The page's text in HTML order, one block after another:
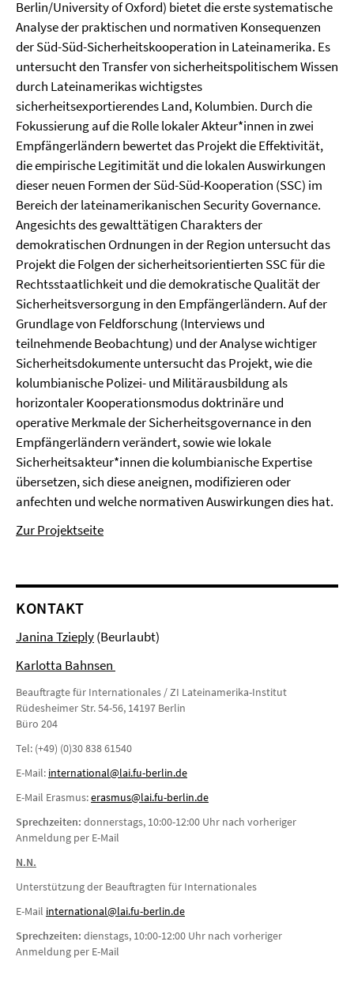
Berlin/University of Oxford) bietet die erste systematische
Analyse der praktischen und normativen Konsequenzen
der Süd-Süd-Sicherheitskooperation in Lateinamerika. Es
untersucht den Transfer von sicherheitspolitischem Wissen
durch Lateinamerikas wichtigstes
sicherheitsexportierendes Land, Kolumbien. Durch die
Fokussierung auf die Rolle lokaler Akteur*innen in zwei
Empfängerländern bewertet das Projekt die Effektivität,
die empirische Legitimität und die lokalen Auswirkungen
dieser neuen Formen der Süd-Süd-Kooperation (SSC) im
Bereich der lateinamerikanischen Security Governance.
Angesichts des gewalttätigen Charakters der
demokratischen Ordnungen in der Region untersucht das
Projekt die Folgen der sicherheitsorientierten SSC für die
Rechtsstaatlichkeit und die demokratische Qualität der
Sicherheitsversorgung in den Empfängerländern. Auf der
Grundlage von Feldforschung (Interviews und
teilnehmende Beobachtung) und der Analyse wichtiger
Sicherheitsdokumente untersucht das Projekt, wie die
kolumbianische Polizei- und Militärausbildung als
horizontaler Kooperationsmodus doktrinäre und
operative Merkmale der Sicherheitsgovernance in den
Empfängerländern verändert, sowie wie lokale
Sicherheitsakteur*innen die kolumbianische Expertise
übersetzen, sich diese aneignen, modifizieren oder
anfechten und welche normativen Auswirkungen dies hat.
Zur Projektseite
KONTAKT
Janina Tzieply(Beurlaubt)
Karlotta Bahnsen
Beauftragte für Internationales / ZI Lateinamerika-Institut
Rüdesheimer Str. 54-56, 14197 Berlin
Büro 204
Tel: (+49) (0)30 838 61540
E-Mail: international@lai.fu-berlin.de
E-Mail Erasmus:erasmus@lai.fu-berlin.de
Sprechzeiten: donnerstags, 10:00-12:00 Uhr nach vorheriger
Anmeldung per E-Mail
N.N.
Unterstützung der Beauftragten für Internationales
E-Mail international@lai.fu-berlin.de
Sprechzeiten: dienstags, 10:00-12:00 Uhr nach vorheriger
Anmeldung per E-Mail